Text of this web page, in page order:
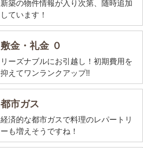
新築の物件情報が入り次第、随時追加
しています！
敷金・礼金 ０
リーズナブルにお引越し！初期費用を
抑えてワンランクアップ!!
都市ガス
経済的な都市ガスで料理のレパートリ
ーも増えそうですね！